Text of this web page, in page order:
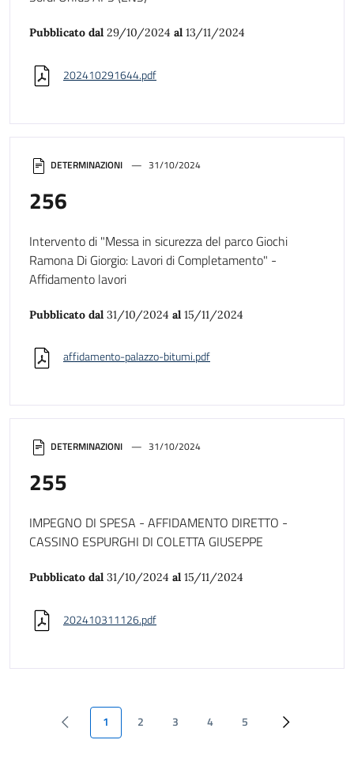
DETERMINAZIONI 31/10/2024
255
IMPEGNO DI SPESA - AFFIDAMENTO DIRETTO -
CASSINO ESPURGHI DI COLETTA GIUSEPPE
Pubblicato dal 31/10/2024 al 15/11/2024
202410311126.pdf
DETERMINAZIONI 31/10/2024
256
Intervento di "Messa in sicurezza del parco Giochi
Ramona Di Giorgio: Lavori di Completamento" -
Affidamento lavori
Pubblicato dal 31/10/2024 al 15/11/2024
affidamento-palazzo-bitumi.pdf
Pubblicato dal 29/10/2024 al 13/11/2024
202410291644.pdf
1 2 3 4 5